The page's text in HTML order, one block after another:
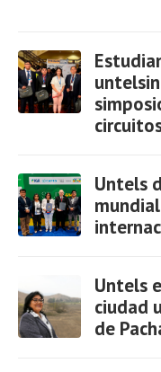
Untels
Untels
ciudad
de